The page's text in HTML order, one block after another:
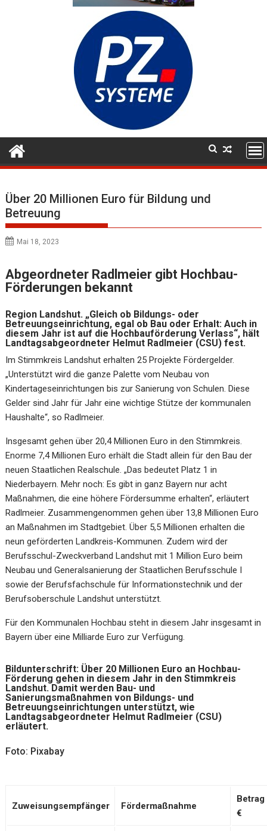
Über 20 Millionen Euro für Bildung und
Betreuung
Mai 18, 2023
Abgeordneter Radlmeier gibt Hochbau-
Förderungen bekannt
Region Landshut. „Gleich ob Bildungs- oder
Betreuungseinrichtung, egal ob Bau oder Erhalt: Auch in
diesem Jahr ist auf die Hochbauförderung Verlass“, hält
Landtagsabgeordneter Helmut Radlmeier (CSU) fest.
Im Stimmkreis Landshut erhalten 25 Projekte Fördergelder.
„Unterstützt wird die ganze Palette vom Neubau von
Kindertageseinrichtungen bis zur Sanierung von Schulen. Diese
Gelder sind Jahr für Jahr eine wichtige Stütze der kommunalen
Haushalte“, so Radlmeier.
Insgesamt gehen über 20,4 Millionen Euro in den Stimmkreis.
Enorme 7,4 Millionen Euro erhält die Stadt allein für den Bau der
neuen Staatlichen Realschule. „Das bedeutet Platz 1 in
Niederbayern. Mehr noch: Es gibt in ganz Bayern nur acht
Maßnahmen, die eine höhere Fördersumme erhalten“, erläutert
Radlmeier. Zusammengenommen gehen über 13,8 Millionen Euro
an Maßnahmen im Stadtgebiet. Über 5,5 Millionen erhalten die
neun geförderten Landkreis-Kommunen. Zudem wird der
Berufsschul-Zweckverband Landshut mit 1 Million Euro beim
Neubau und Generalsanierung der Staatlichen Berufsschule I
sowie der Berufsfachschule für Informationstechnik und der
Berufsoberschule Landshut unterstützt.
Für den Kommunalen Hochbau steht in diesem Jahr insgesamt in
Bayern über eine Milliarde Euro zur Verfügung.
Bildunterschrift: Über 20 Millionen Euro an Hochbau-
Förderung gehen in diesem Jahr in den Stimmkreis
Landshut. Damit werden Bau- und
Sanierungsmaßnahmen von Bildungs- und
Betreuungseinrichtungen unterstützt, wie
Landtagsabgeordneter Helmut Radlmeier (CSU)
erläutert.
Foto: Pixabay
Zuweisungsempfänger Fördermaßnahme
Betrag
€